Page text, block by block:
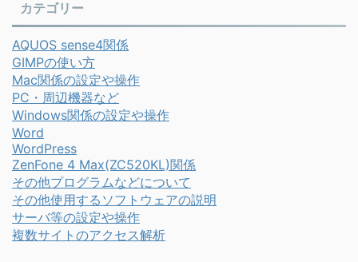
カテゴリー
AQUOS sense4関係
GIMPの使い方
Mac関係の設定や操作
PC・周辺機器など
Windows関係の設定や操作
Word
WordPress
ZenFone 4 Max(ZC520KL)関係
その他プログラムなどについて
その他使用するソフトウェアの説明
サーバ等の設定や操作
複数サイトのアクセス解析